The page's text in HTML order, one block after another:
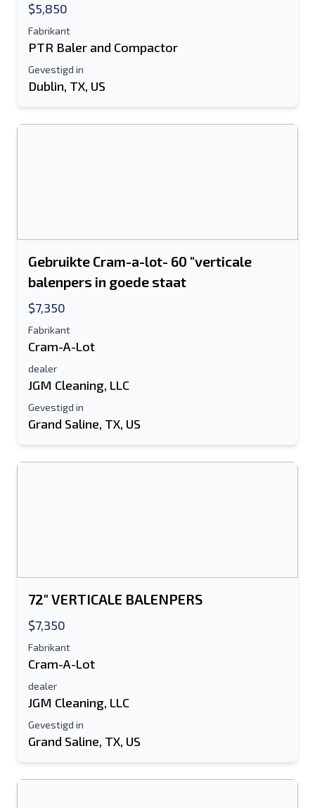
$5,850
Fabrikant
PTR Baler and Compactor
Gevestigd in
Dublin, TX, US
Gebruikte Cram-a-lot- 60 "verticale
balenpers in goede staat
$7,350
Fabrikant
Cram-A-Lot
dealer
JGM Cleaning, LLC
Gevestigd in
Grand Saline, TX, US
72" VERTICALE BALENPERS
$7,350
Fabrikant
Cram-A-Lot
dealer
JGM Cleaning, LLC
Gevestigd in
Grand Saline, TX, US
Stuur naar een vriend